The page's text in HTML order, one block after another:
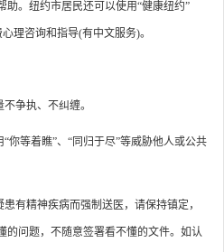
。纽约市居民还可以使用“健康纽约”
理咨询和指导(有中文服务)。
争执、不纠缠。
等着瞧”、“同归于尽”等威胁他人或公共
精神疾病而强制送医，请保持镇定，
的问题，不随意签署看不懂的文件。如认